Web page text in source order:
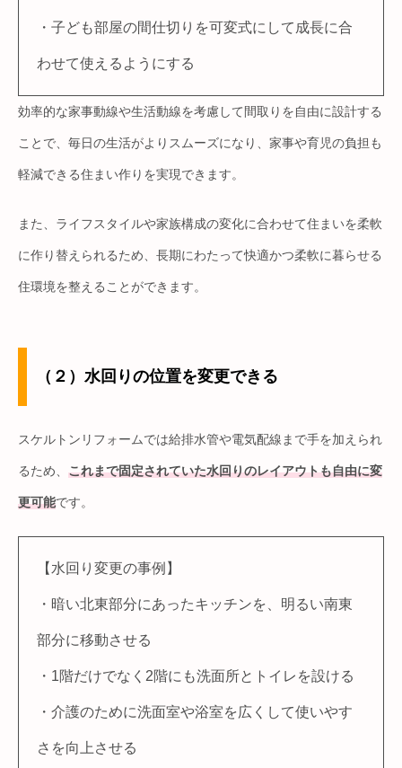
・子ども部屋の間仕切りを可変式にして成長に合
わせて使えるようにする
効率的な家事動線や生活動線を考慮して間取りを自由に設計する
ことで、毎日の生活がよりスムーズになり、家事や育児の負担も
軽減できる住まい作りを実現できます。
また、ライフスタイルや家族構成の変化に合わせて住まいを柔軟
に作り替えられるため、長期にわたって快適かつ柔軟に暮らせる
住環境を整えることができます。
（２）水回りの位置を変更できる
スケルトンリフォームでは給排水管や電気配線まで手を加えられ
るため、 これまで固定されていた水回りのレイアウトも自由に変
更可能です。
【水回り変更の事例】
・暗い北東部分にあったキッチンを、明るい南東
部分に移動させる
・1階だけでなく2階にも洗面所とトイレを設ける
・介護のために洗面室や浴室を広くして使いやす
さを向上させる